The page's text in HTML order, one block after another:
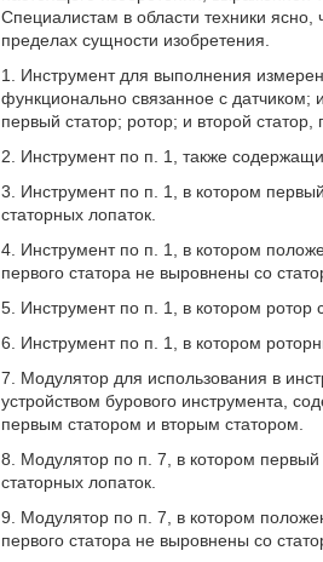
Специалистам в области техники
пределах сущности изобретения.
1. Инструмент для выполнения
функционально связанное с
первый статор; ротор; и второй
2. Инструмент по п. 1, также
3. Инструмент по п. 1, в котором
статорных лопаток.
4. Инструмент по п. 1, в котором
первого статора не выровнены со
5. Инструмент по п. 1, в котором ротор
6. Инструмент по п. 1, в котором
7. Модулятор для использования в
устройством бурового инструмента,
первым статором и вторым статором.
8. Модулятор по п. 7, в котором первый
статорных лопаток.
9. Модулятор по п. 7, в котором
первого статора не выровнены со